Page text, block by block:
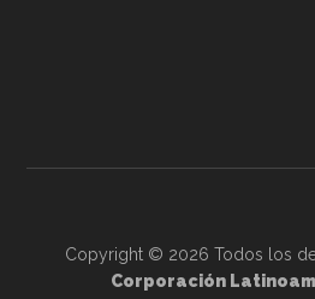
Copyright © 2026 Todos los
Corporación